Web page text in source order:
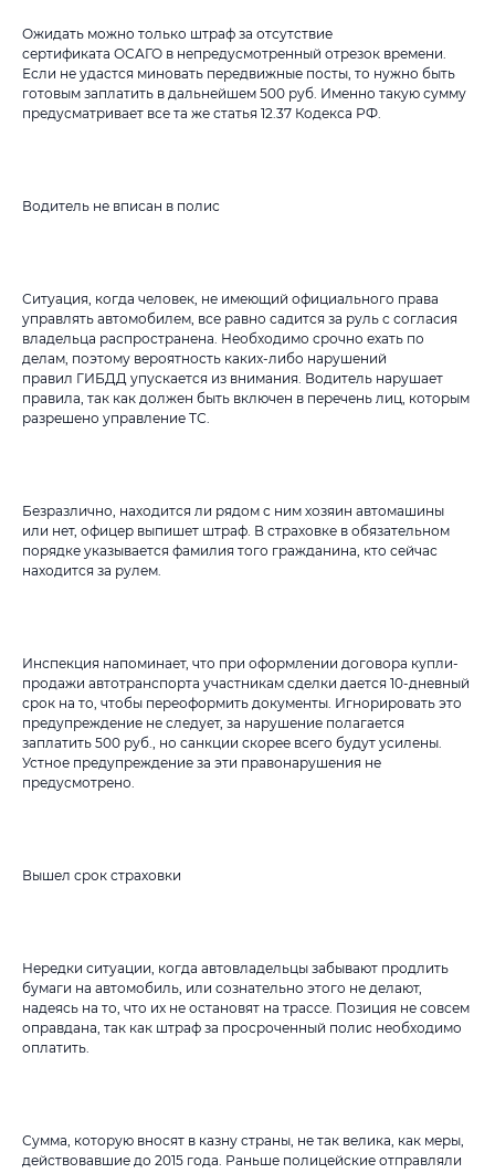
Ожидать можно только штраф за отсутствие
сертификата ОСАГО в непредусмотренный отрезок времени.
Если не удастся миновать передвижные посты, то нужно быть
готовым заплатить в дальнейшем 500 руб. Именно такую сумму
предусматривает все та же статья 12.37 Кодекса РФ.
Водитель не вписан в полис
Ситуация, когда человек, не имеющий официального права
управлять автомобилем, все равно садится за руль с согласия
владельца распространена. Необходимо срочно ехать по
делам, поэтому вероятность каких-либо нарушений
правил ГИБДД упускается из внимания. Водитель нарушает
правила, так как должен быть включен в перечень лиц, которым
разрешено управление ТС.
Безразлично, находится ли рядом с ним хозяин автомашины
или нет, офицер выпишет штраф. В страховке в обязательном
порядке указывается фамилия того гражданина, кто сейчас
находится за рулем.
Инспекция напоминает, что при оформлении договора купли-
продажи автотранспорта участникам сделки дается 10-дневный
срок на то, чтобы переоформить документы. Игнорировать это
предупреждение не следует, за нарушение полагается
заплатить 500 руб., но санкции скорее всего будут усилены.
Устное предупреждение за эти правонарушения не
предусмотрено.
Вышел срок страховки
Нередки ситуации, когда автовладельцы забывают продлить
бумаги на автомобиль, или сознательно этого не делают,
надеясь на то, что их не остановят на трассе. Позиция не совсем
оправдана, так как штраф за просроченный полис необходимо
оплатить.
Сумма, которую вносят в казну страны, не так велика, как меры,
действовавшие до 2015 года. Раньше полицейские отправляли